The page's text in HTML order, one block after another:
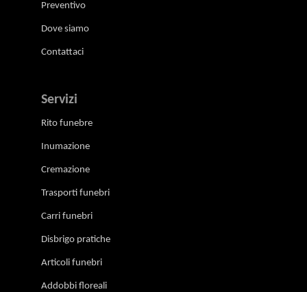
Preventivo
Dove siamo
Contattaci
Servizi
Rito funebre
Inumazione
Cremazione
Trasporti funebri
Carri funebri
Disbrigo pratiche
Articoli funebri
Addobbi floreali